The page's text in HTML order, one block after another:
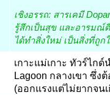
เชิงอรรถ: สารเคมี
รู้สึกเป็นสุข และอารมณ์
ได้ทำสิ่งใหม่ เป็นสิ่งที่ถูก
เกาะแม่เกาะ ทัวร์ไก
Lagoon กลางเขา ซึ่
(ออกแรงแต่ไม่ยากจน